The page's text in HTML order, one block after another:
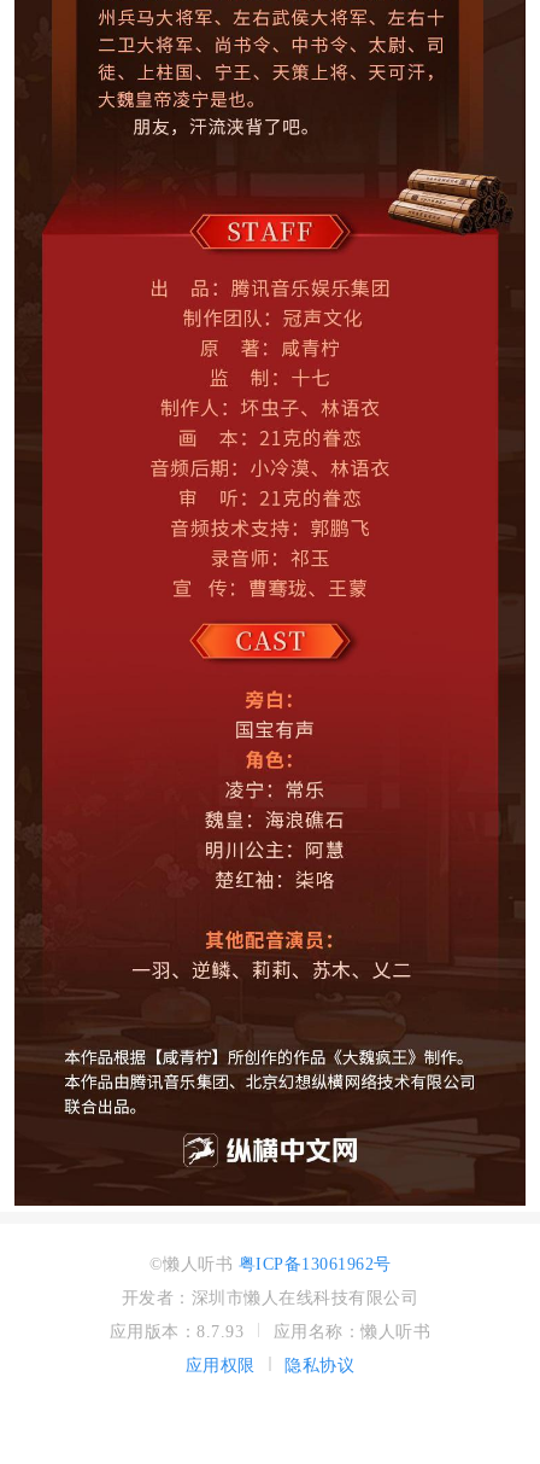
©懒人听书 粤ICP备13061962号
开发者：深圳市懒人在线科技有限公司
应用版本：8.7.93
应用名称：懒人听书
应用权限
隐私协议